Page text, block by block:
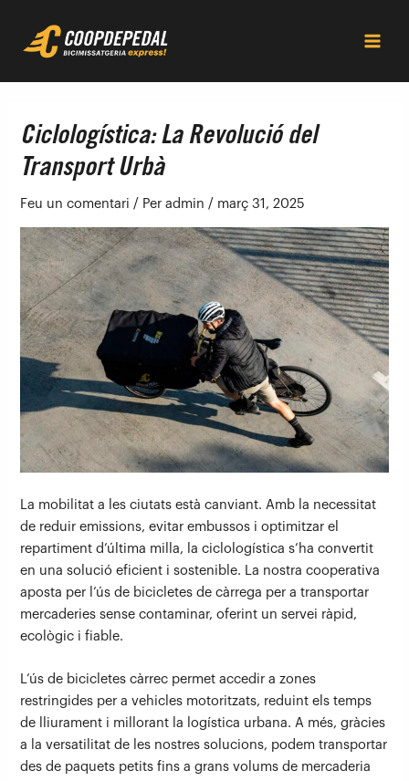
contingut
Ciclologística: La Revolució del
Transport Urbà
Feu un comentari / Per admin/ març 31, 2025
La mobilitat a les ciutats està canviant. Amb la necessitat
de reduir emissions, evitar embussos i optimitzar el
repartiment d’última milla, la ciclologística s’ha convertit
en una solució eficient i sostenible. La nostra cooperativa
aposta per l’ús de bicicletes de càrrega per a transportar
mercaderies sense contaminar, oferint un servei ràpid,
ecològic i fiable.
L’ús de bicicletes càrrec permet accedir a zones
restringides per a vehicles motoritzats, reduint els temps
de lliurament i millorant la logística urbana. A més, gràcies
a la versatilitat de les nostres solucions, podem transportar
des de paquets petits fins a grans volums de mercaderia
d'entrades